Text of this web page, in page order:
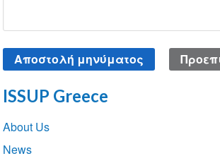
ISSUP Greece
Section
navigation
About Us
News